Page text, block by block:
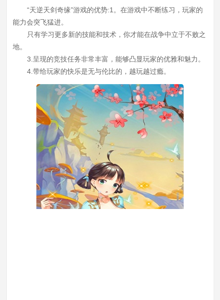
“天逆天剑奇缘”游戏的优势:1。在游戏中不断练习，玩家的
能力会突飞猛进。
只有学习更多新的技能和技术，你才能在战争中立于不败之
地。
3.呈现的竞技任务非常丰富，能够凸显玩家的优雅和魅力。
4.带给玩家的快乐是无与伦比的，越玩越过瘾。